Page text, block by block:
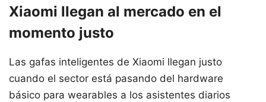
Xiaomi llegan al mercado en el
momento justo
Las gafas inteligentes de Xiaomi llegan justo
cuando el sector está pasando del hardware
básico para wearables a los asistentes diarios